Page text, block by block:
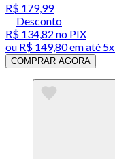
R$ 179,99
Desconto
R$ 134,82 no PIX
ou R$ 149,80em até
COMPRAR AGORA